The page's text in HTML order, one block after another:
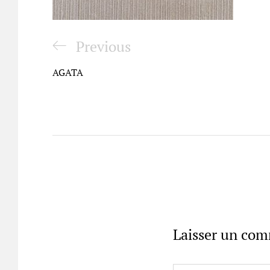
Navigation
de
Previous
Post
Previous
AGATA
Laisser un